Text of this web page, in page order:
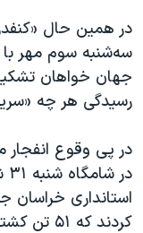
در همین حال
سه‌شنبه سوم مهر با
جهان خواهان
رسیدگی هر چه
در پی وقوع
استانداری